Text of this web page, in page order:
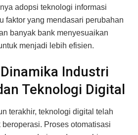
adopsi teknologi informasi
faktor yang mendasari perubahan
banyak bank menyesuaikan
menjadi lebih efisien.
Industri
Teknologi Digital
terakhir, teknologi digital telah
Proses otomatisasi